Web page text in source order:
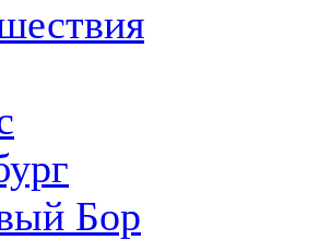
Бор